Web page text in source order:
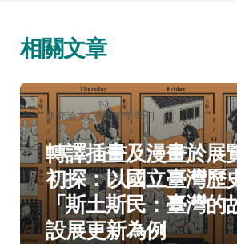
相關文章
分
類：
研究論文 博物館學季刊
轉譯插畫及漫畫於展
初探：以國立臺灣歷
「斯土斯民：臺灣的
設展更新為例